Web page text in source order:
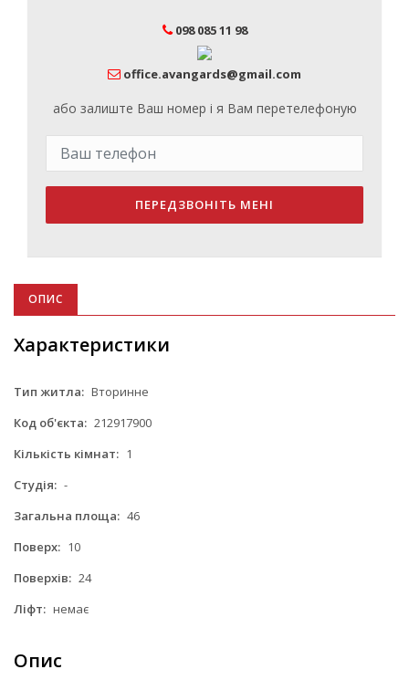
098 085 11 98
office.avangards@gmail.com
або залиште Ваш номер і я Вам перетелефоную
ПЕРЕДЗВОНІТЬ МЕНІ
ОПИС
Характеристики
Тип житла: Вторинне
Код об'єкта: 212917900
Кількість кімнат: 1
Студія: -
Загальна площа: 46
Поверх: 10
Поверхів: 24
Ліфт: немає
Опис